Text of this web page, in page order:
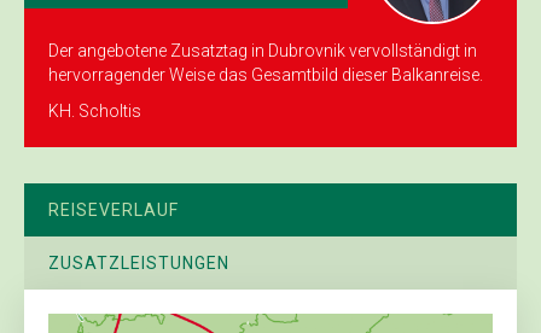
Der angebotene Zusatz­tag in Dubrovnik vervollständigt in
hervorragender Weise das Gesamtbild dieser Balkanreise.
KH. Scholtis
REISEVERLAUF
ZUSATZLEISTUNGEN